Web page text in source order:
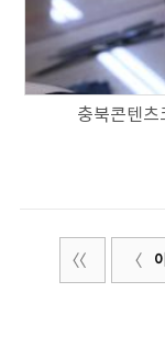
충북콘텐츠